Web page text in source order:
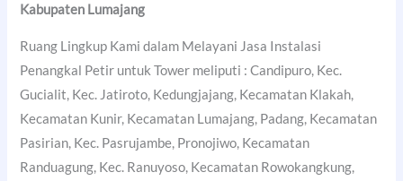
Kabupaten Lumajang
Ruang Lingkup Kami dalam Melayani Jasa Instalasi
Penangkal Petir untuk Tower meliputi : Candipuro, Kec.
Gucialit, Kec. Jatiroto, Kedungjajang, Kecamatan Klakah,
Kecamatan Kunir, Kecamatan Lumajang, Padang, Kecamatan
Pasirian, Kec. Pasrujambe, Pronojiwo, Kecamatan
Randuagung, Kec. Ranuyoso, Kecamatan Rowokangkung,